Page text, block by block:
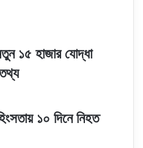
১৫ হাজার যোদ্ধা
১০ দিনে নিহত